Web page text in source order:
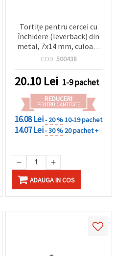
Tortițe pentru cercei cu
închidere (leverback) din
metal, 7x14 mm, culoare
cupru antichizat - 10
COD: 500438
20.10 Lei 1-9 pachet
REDUCERI
PENTRU CANTITATE
16.08 Lei- 20 %10-19 pachet
14.07 Lei- 30 % 20 pachet +
ADAUGA IN COS